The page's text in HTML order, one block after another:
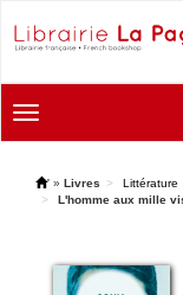
Toggle
navigation
' » Livres Littérature
L'homme aux mille